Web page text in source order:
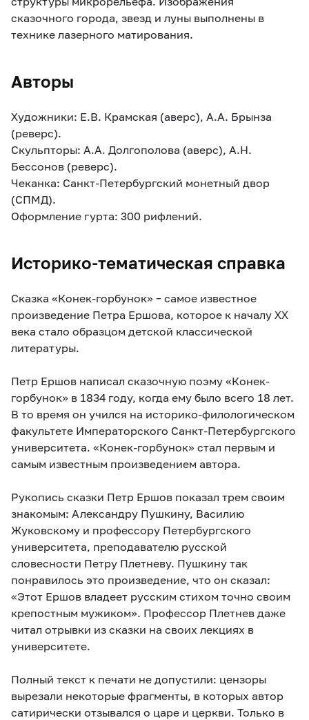
сказочного города, звезд и луны выполнены в
технике лазерного матирования.
Авторы
Художники: Е.В. Крамская (аверс), А.А. Брынза
(реверс).
Скульпторы: А.А. Долгополова (аверс), А.Н.
Бессонов (реверс).
Чеканка: Санкт-Петербургский монетный двор
(СПМД).
Оформление гурта: 300 рифлений.
Историко-тематическая справка
Сказка «Конек-горбунок» – самое известное
произведение Петра Ершова, которое к началу ХХ
века стало образцом детской классической
литературы.
Петр Ершов написал сказочную поэму «Конек-
горбунок» в 1834 году, когда ему было всего 18 лет.
В то время он учился на историко-филологическом
факультете Императорского Санкт-Петербургского
университета. «Конек-горбунок» стал первым и
самым известным произведением автора.
Рукопись сказки Петр Ершов показал трем своим
знакомым: Александру Пушкину, Василию
Жуковскому и профессору Петербургского
университета, преподавателю русской
словесности Петру Плетневу. Пушкину так
понравилось это произведение, что он сказал:
«Этот Ершов владеет русским стихом точно своим
крепостным мужиком». Профессор Плетнев даже
читал отрывки из сказки на своих лекциях в
университете.
Полный текст к печати не допустили: цензоры
вырезали некоторые фрагменты, в которых автор
сатирически отзывался о царе и церкви. Только в